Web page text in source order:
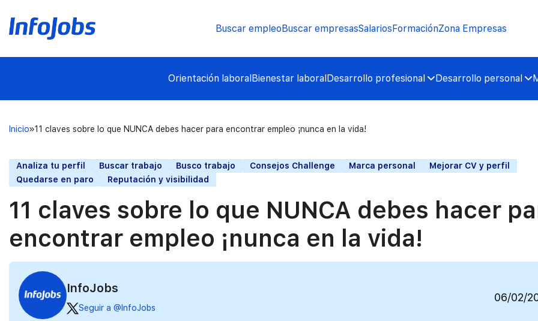
Buscar empleoBuscar empresasSalariosFormaciónZona Empresas
Orientación laboralBienestar laboralDesarrollo profesional Desarrollo personal
Inicio 11 claves sobre lo que NUNCA debes hacer para encontrar empleo ¡nunca en la vida!
Analiza tu perfil Buscar trabajo Busco trabajo Consejos Challenge Marca personal
Mejorar CV y perfil
Quedarse en paro
Reputación y visibilidad
11 claves sobre lo que NUNCA debes hacer
encontrar empleo ¡nunca en la vida!
InfoJobs
Seguir a @InfoJobs
06/02/